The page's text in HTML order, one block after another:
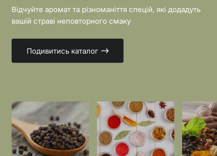
Відчуйте аромат та різноманіття спецій, які додадуть
вашій страві неповторного смаку
Подивитись каталог